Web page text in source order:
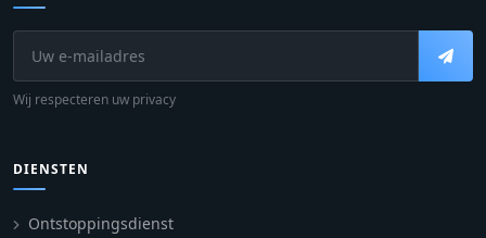
Wij respecteren uw privacy
DIENSTEN
Ontstoppingsdienst